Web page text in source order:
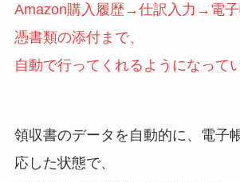
Amazon購入履歴→仕訳入力→電子
憑書類の添付まで、
自動で行ってくれるようになって
領収書のデータを自動的に、電子
応した状態で、